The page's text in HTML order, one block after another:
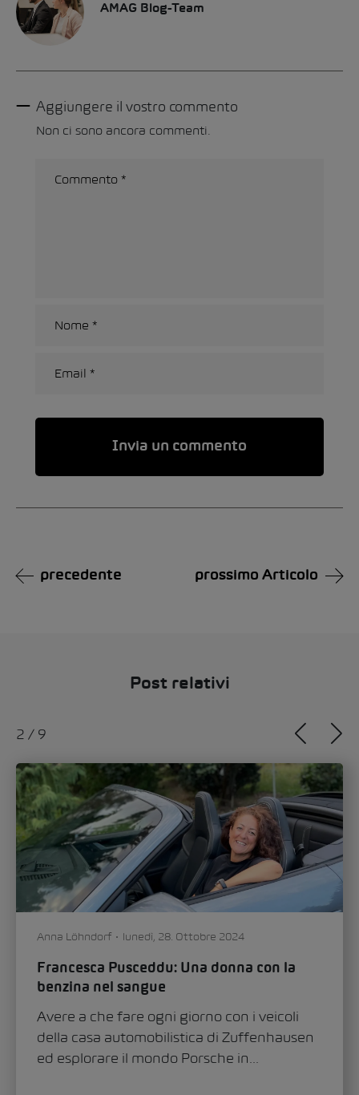
AMAG Blog-Team
Aggiungere il vostro commento
Non ci sono ancora commenti.
precedente prossimo Articolo
Post relativi
3 / 9
Dominik Mate venerdì, 06. Settembre 2024
Da meccanico a dirigente Volkswagen
Svizzera: una carriera straordinaria grazie
alla formazione continua
Se si chiede a Sascha Leardi qual è la ricetta
segreta per una carriera lunga e di
successo, la risposta...
Lavoro e carriera